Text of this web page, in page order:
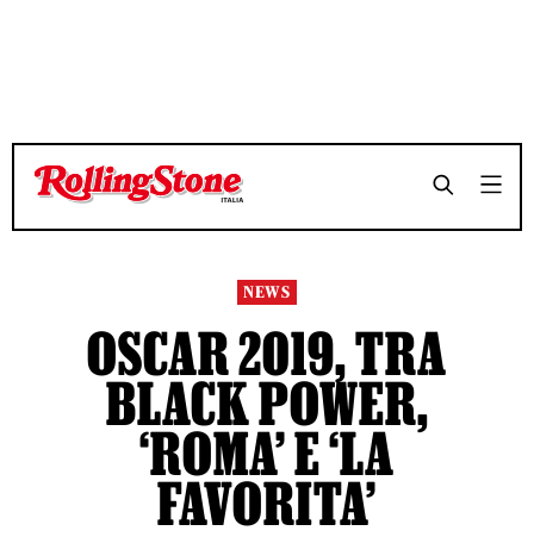
TEMPO DI LETTURA 8 MINUTI SHARE
TEMPO DI LETTURA 8 MINUTI SHARE
NEWS
OSCAR 2019, TRA
BLACK POWER,
‘ROMA’ E ‘LA
FAVORITA’